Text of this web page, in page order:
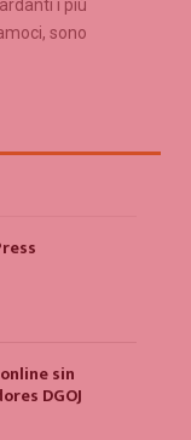
i più
sono
sin
DGOJ